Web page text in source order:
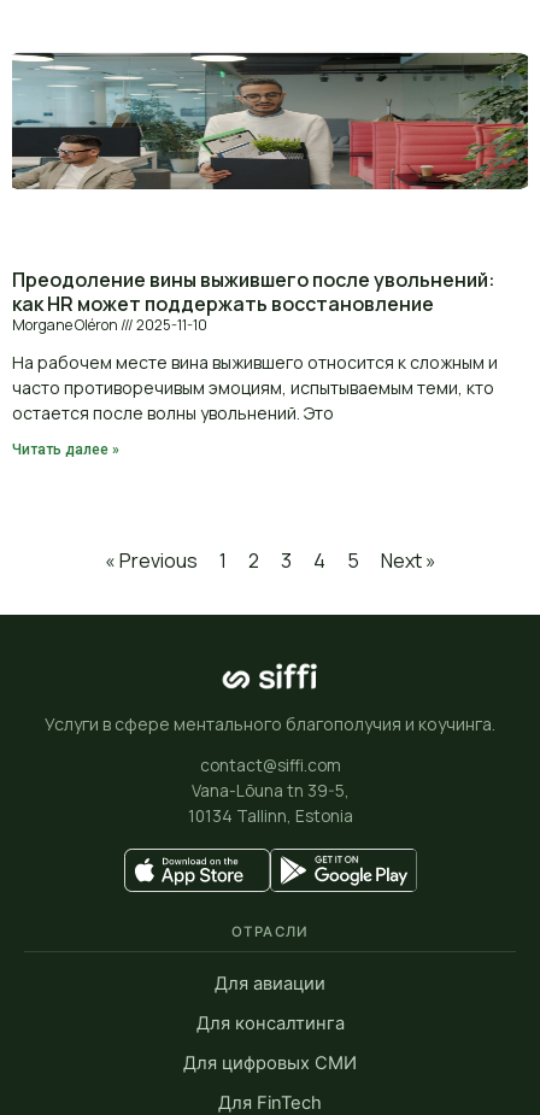
Преодоление вины выжившего после увольнений:
как HR может поддержать восстановление
Morgane Oléron 2025-11-10
На рабочем месте вина выжившего относится к сложным и
часто противоречивым эмоциям, испытываемым теми, кто
остается после волны увольнений. Это
Читать далее »
« Previous 1 2 3 4 5 Next »
Услуги в сфере ментального благополучия и коучинга.
contact@siffi.com
Vana-Lõuna tn 39-5,
10134 Tallinn, Estonia
ОТРАСЛИ
Для авиации
Для консалтинга
Для цифровых СМИ
Для FinTech